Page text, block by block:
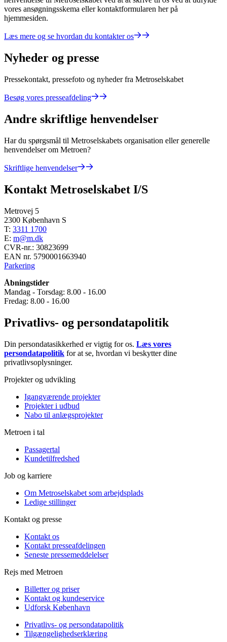
vores ansøgningsskema eller kontaktformularen her på
hjemmesiden.
Læs mere og se hvordan du kontakter os
Nyheder og presse
Pressekontakt, pressefoto og nyheder fra Metroselskabet
Besøg vores presseafdeling
Andre skriftlige henvendelser
Har du spørgsmål til Metroselskabets organisation eller generelle
henvendelser om Metroen?
Skriftlige henvendelser
Kontakt Metroselskabet I/S
Metrovej 5
2300 København S
T: 3311 1700
E: m@m.dk
CVR-nr.: 30823699
EAN nr. 5790001663940
Parkering
Åbningstider
Mandag - Torsdag: 8.00 - 16.00
Fredag: 8.00 - 16.00
Privatlivs- og persondatapolitik
Din persondatasikkerhed er vigtig for os. Læs vores
persondatapolitik for at se, hvordan vi beskytter dine
privatlivsoplysninger.
Projekter og udvikling
Igangværende projekter
Projekter i udbud
Nabo til anlægsprojekter
Metroen i tal
Passagertal
Kundetilfredshed
Job og karriere
Om Metroselskabet som arbejdsplads
Ledige stillinger
Kontakt og presse
Kontakt os
Kontakt presseafdelingen
Seneste pressemeddelelser
Rejs med Metroen
Billetter og priser
Kontakt og kundeservice
Udforsk København
Privatlivs- og persondatapolitik
Tilgængelighedserklæring